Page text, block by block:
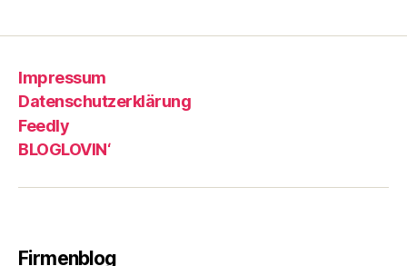
Impressum
Datenschutzerklärung
Feedly
BLOGLOVIN‘
Firmenblog